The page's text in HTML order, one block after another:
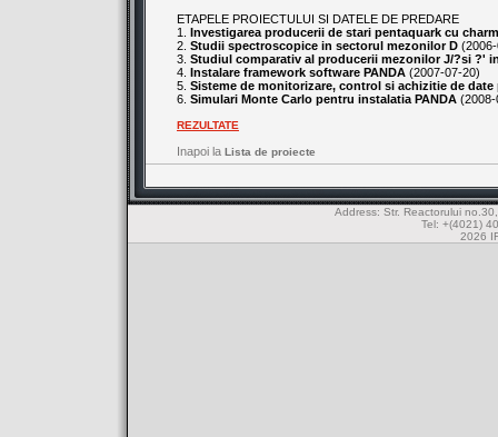
ETAPELE PROIECTULUI SI DATELE DE PREDARE
1. Investigarea producerii de stari pentaquark cu charm
2. Studii spectroscopice in sectorul mezonilor D
3. Studiul comparativ al producerii mezonilor J/?si ?'
4. Instalare framework software PANDA (2007-07-20)
5. Sisteme de monitorizare, control si achizitie de
6. Simulari Monte Carlo pentru instalatia PANDA
REZULTATE
Inapoi la Lista de proiecte
Address: Str. Reactorului
Tel: +(4021)
2026